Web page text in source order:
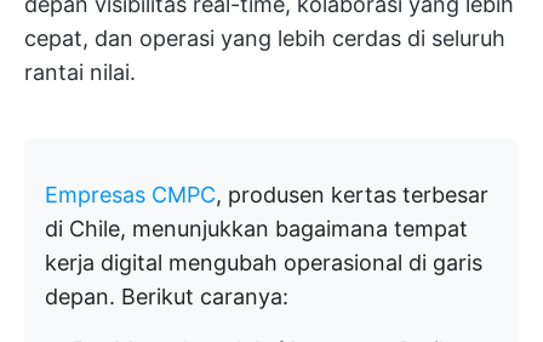
cepat, dan operasi yang lebih cerdas di seluruh
rantai nilai.
Empresas CMPC, produsen kertas terbesar
di Chile, menunjukkan bagaimana tempat
kerja digital mengubah operasional di garis
depan. Berikut caranya: